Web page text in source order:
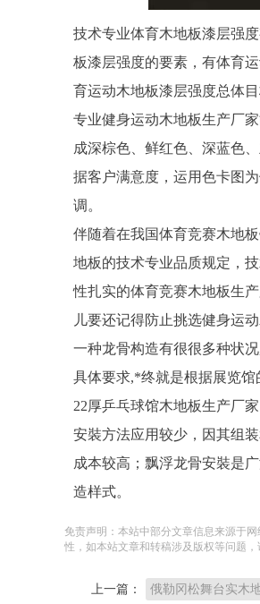
技术专业体育木地板漆层强
板漆层强度的要素，有体育
育运动木地板漆层强度总体
专业健身运动木地板生产厂
成深棕色、鲜红色、深蓝色
据客户满意度，运用色卡图
调。
伴随着在我国体育竞赛木地
地板的技术专业品质规定，
性扎实的体育竞赛木地板生
儿要还记得防止挑选健身运
一种龙骨构造有很很多种状
具体要求,*终就是根据展览馆
22厚乒乓球馆木地板生产厂
安裝方法应用较少，因其组
成本较高；飘浮龙骨安裝是
造样式。
免责声明：本站中部分文章信息来源于
性，如本站文章和转稿涉及版权等问题
上一篇： 俄勒冈松舞台实木